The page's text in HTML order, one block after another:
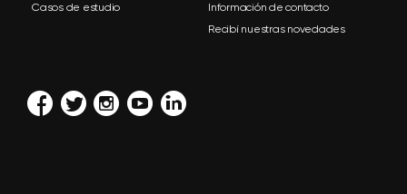
Casos de estudio
Información de contacto
Recibí nuestras novedades